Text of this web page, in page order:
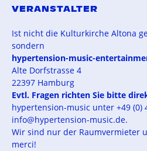
VERANSTALTER
Ist nicht die Kulturkirche Altona
sondern
hypertension-music-
Alte Dorfstrasse 4
22397 Hamburg
Evtl. Fragen richten Sie bitte
hypertension-music unter +49 (0)
info@hypertension-music.de.
Wir sind nur der Raumvermieter
merci!